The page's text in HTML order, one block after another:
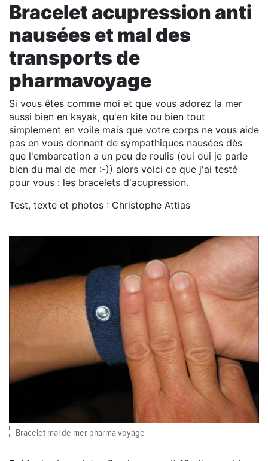
Bracelet acupression anti
nausées et mal des
transports de
pharmavoyage
Si vous êtes comme moi et que vous adorez la mer
aussi bien en kayak, qu'en kite ou bien tout
simplement en voile mais que votre corps ne vous aide
pas en vous donnant de sympathiques nausées dès
que l'embarcation a un peu de roulis (oui oui je parle
bien du mal de mer :-)) alors voici ce que j'ai testé
pour vous : les bracelets d'acupression.
Test, texte et photos : Christophe Attias
Bracelet mal de mer pharma voyage